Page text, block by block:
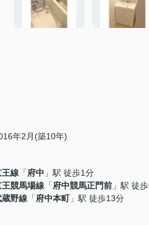
年2月(築10年)
王線 「府中 」駅 徒歩1分
王競馬場線 「府中競馬正門前 」駅 徒
蔵野線 「府中本町」駅 徒歩13分